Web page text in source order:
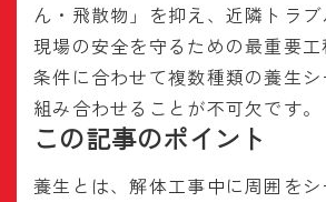
ん・飛散物」を抑え、近隣トラブ
現場の安全を守るための最重要
条件に合わせて複数種類の養生
組み合わせることが不可欠です。
この記事のポイント
養生とは、解体工事中に周囲をシ